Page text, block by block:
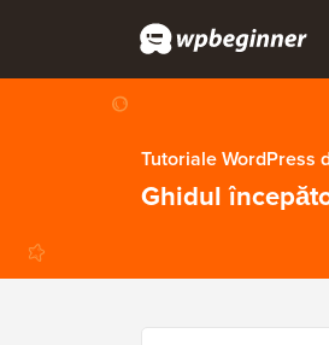
Tutoriale WordPress
Ghidul